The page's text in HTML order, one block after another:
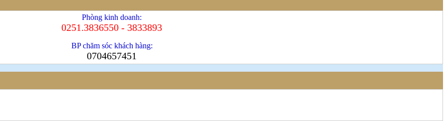
Phòng kinh doanh:
0251.3836550 - 3833893
BP chăm sóc khách hàng:
0704657451